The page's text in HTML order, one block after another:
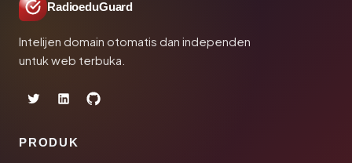
RadioeduGuard
Intelijen domain otomatis dan independen
untuk web terbuka.
PRODUK